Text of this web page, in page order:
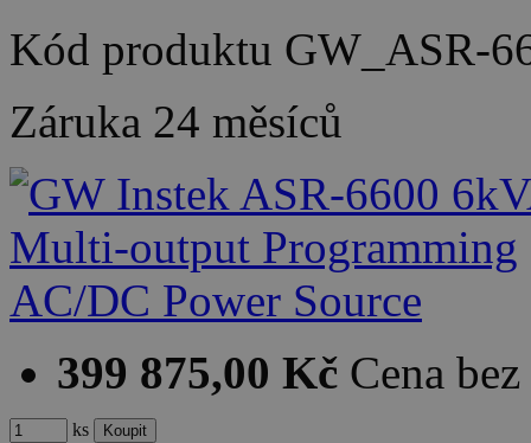
Kód produktu GW_ASR-
Záruka 24 měsíců
399 875,00 Kč Cena
ks